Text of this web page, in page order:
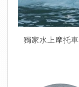
獨家水上摩托